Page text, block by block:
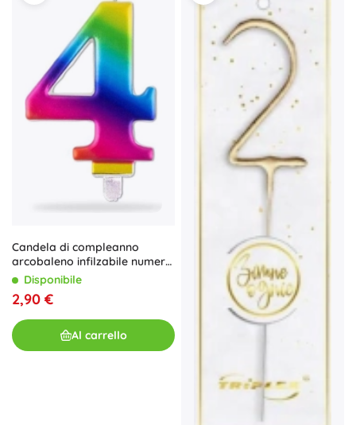
Candela di compleanno
arcobaleno infilzabile numero
4, 7,5 cm
Disponibile
2,90 €
Al carrello